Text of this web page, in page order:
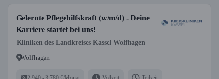
Gelernte Pflegehilfskraft (w/m/d) - Deine
Karriere startet bei uns!
Kliniken des Landkreises Kassel Wolfhagen
Wolfhagen
2.940 - 3.780 €/Monat Vollzeit Teilzeit